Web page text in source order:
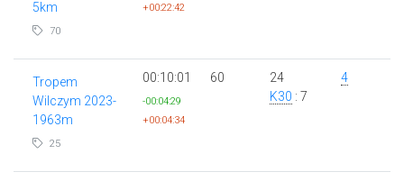
5km
70
+00:22:42
Tropem
Wilczym 2023-
1963m
25
00:10:01
-00:04:29
+00:04:34
60
24
K30 : 7
4